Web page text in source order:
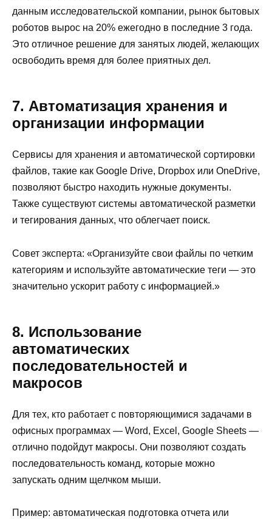
данным исследовательской компании, рынок бытовых
роботов вырос на 20% ежегодно в последние 3 года.
Это отличное решение для занятых людей, желающих
освободить время для более приятных дел.
7. Автоматизация хранения и
организации информации
Сервисы для хранения и автоматической сортировки
файлов, такие как Google Drive, Dropbox или OneDrive,
позволяют быстро находить нужные документы.
Также существуют системы автоматической разметки
и тегирования данных, что облегчает поиск.
Совет эксперта: «Организуйте свои файлы по четким
категориям и используйте автоматические теги — это
значительно ускорит работу с информацией.»
8. Использование
автоматических
последовательностей и
макросов
Для тех, кто работает с повторяющимися задачами в
офисных программах — Word, Excel, Google Sheets —
отлично подойдут макросы. Они позволяют создать
последовательность команд, которые можно
запускать одним щелчком мыши.
Пример: автоматическая подготовка отчета или